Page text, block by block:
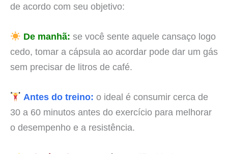
de acordo com seu objetivo:
De manhã: se você sente aquele cansaço logo
cedo, tomar a cápsula ao acordar pode dar um gás
sem precisar de litros de café.
Antes do treino: o ideal é consumir cerca de
30 a 60 minutos antes do exercício para melhorar
o desempenho e a resistência.